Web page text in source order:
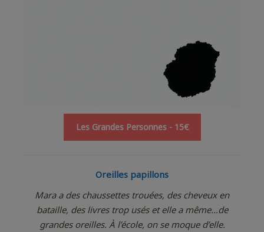
Les Grandes Personnes - 15€
Oreilles papillons
Mara a des chaussettes trouées, des cheveux en
bataille, des livres trop usés et elle a même…de
grandes oreilles. À l’école, on se moque d’elle.